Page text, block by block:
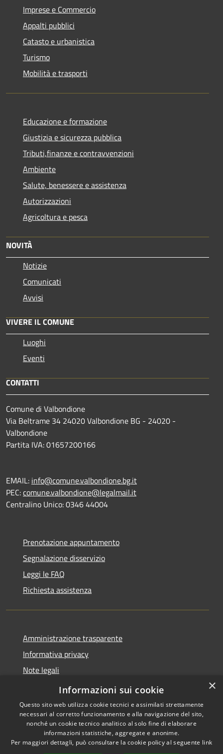
Imprese e Commercio
Appalti pubblici
Catasto e urbanistica
Turismo
Mobilità e trasporti
Educazione e formazione
Giustizia e sicurezza pubblica
Tributi,finanze e contravvenzioni
Ambiente
Salute, benessere e assistenza
Autorizzazioni
Agricoltura e pesca
NOVITÀ
Notizie
Comunicati
Avvisi
VIVERE IL COMUNE
Luoghi
Eventi
CONTATTI
Comune di Valbondione
Via Beltrame 34 24020 Valbondione BG - 24020 -
Valbondione
Partita IVA: 01657200166
EMAIL: info@comune.valbondione.bg.it
PEC:comune.valbondione@legalmail.it
Centralino Unico: 0346 44004
Prenotazione appuntamento
Segnalazione disservizio
Leggi le FAQ
Richiesta assistenza
Amministrazione trasparente
Informativa privacy
Note legali
Dichiarazione di accessibilità
Accessibilità
Copyright © 2026 • Comune di
Valbondione • Powered by
×
Informazioni sui cookie
Questo sito web utilizza cookie tecnici e assimilati strettamente
necessari al corretto funzionamento e alla navigazione del sito,
nonché un cookie tecnico analitico al solo fine di elaborare
informazioni statistiche, aggregate e anonime.
Per maggiori dettagli, può consultare la cookie policy al seguente link